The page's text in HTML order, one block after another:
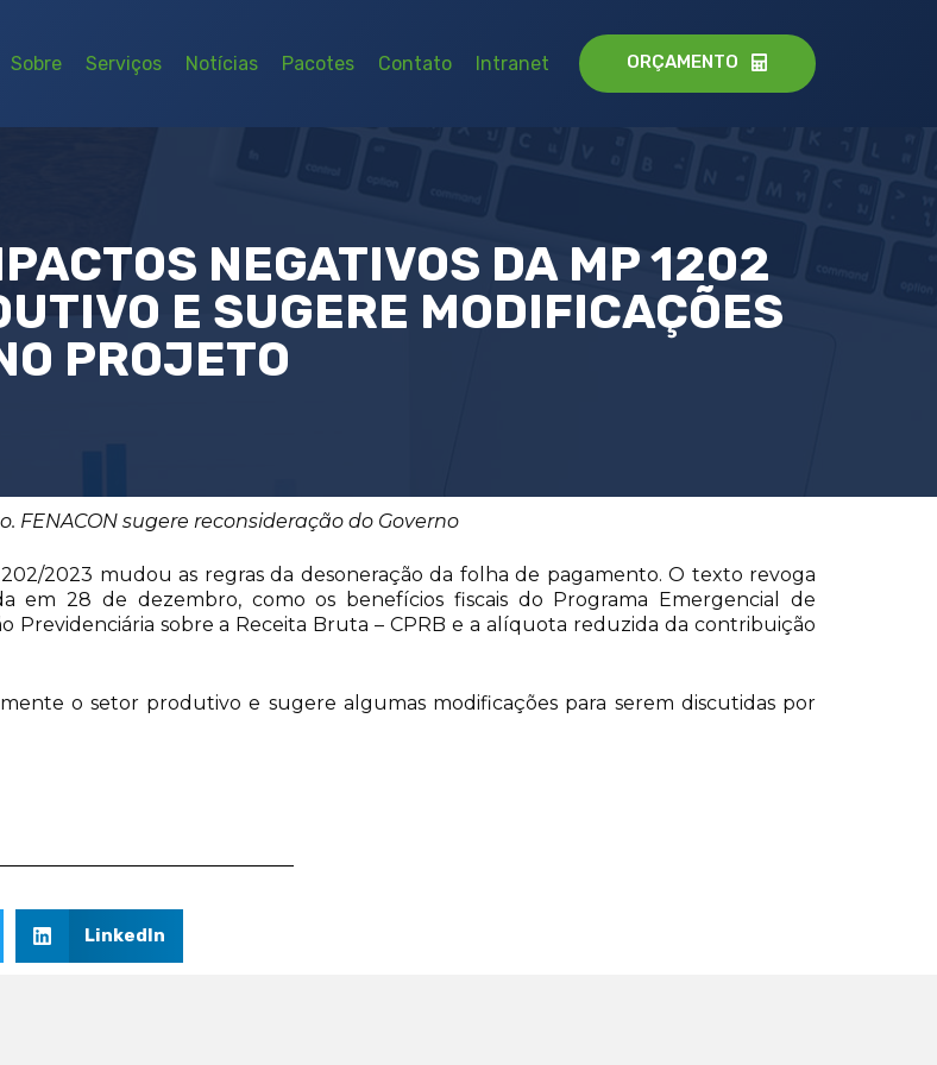
Sobre Serviços Notícias Pacotes Contato Intranet ORÇAMENTO
NEGATIVOS DA MP 1202
E SUGERE MODIFICAÇÕES
PROJETO
sugere reconsideração do Governo
2023 mudou as regras da desoneração da folha de pagamento. O texto revoga
em 28 de dezembro, como os benefícios fiscais do Programa Emergencial de
Previdenciária sobre a Receita Bruta – CPRB e a alíquota reduzida da contribuição
o setor produtivo e sugere algumas modificações para serem discutidas por
LinkedIn